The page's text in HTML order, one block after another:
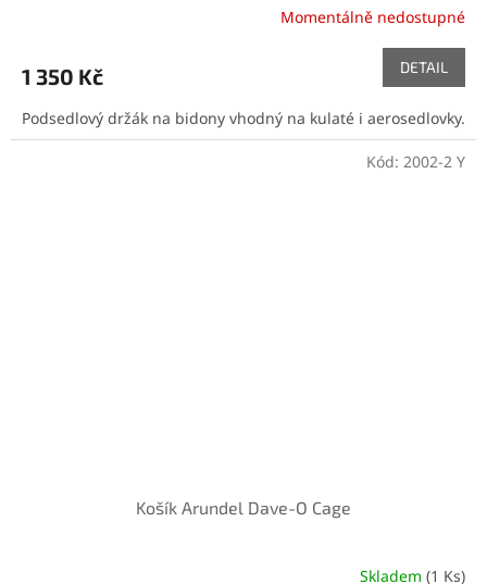
Momentálně nedostupné
1 350 Kč DETAIL
Podsedlový držák na bidony vhodný na kulaté i aerosedlovky.
Košík Arundel Dave-O Cage
Skladem (1 Ks)
Kód: 2002-2 Y